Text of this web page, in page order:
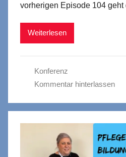
vorherigen Episode 104 geht
Weiterlesen
Konferenz
Kommentar hinterlassen